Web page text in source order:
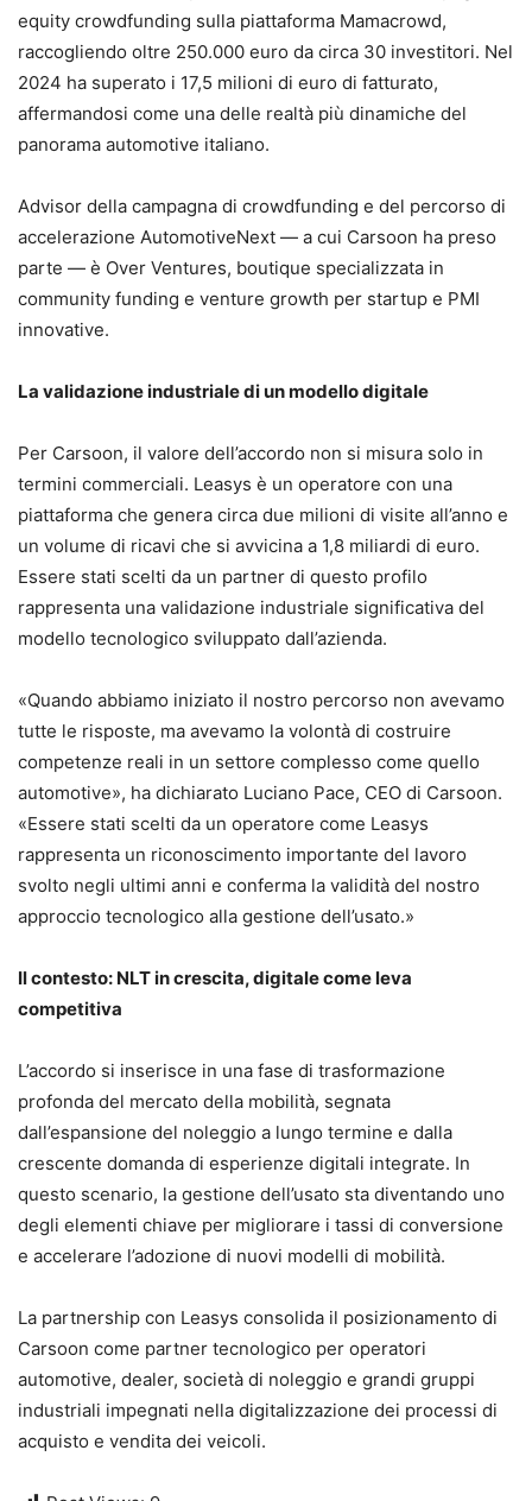
equity crowdfunding sulla piattaforma Mamacrowd,
raccogliendo oltre 250.000 euro da circa 30 investitori. Nel
2024 ha superato i 17,5 milioni di euro di fatturato,
affermandosi come una delle realtà più dinamiche del
panorama automotive italiano.
Advisor della campagna di crowdfunding e del percorso di
accelerazione AutomotiveNext — a cui Carsoon ha preso
parte — è Over Ventures, boutique specializzata in
community funding e venture growth per startup e PMI
innovative.
La validazione industriale di un modello digitale
Per Carsoon, il valore dell’accordo non si misura solo in
termini commerciali. Leasys è un operatore con una
piattaforma che genera circa due milioni di visite all’anno e
un volume di ricavi che si avvicina a 1,8 miliardi di euro.
Essere stati scelti da un partner di questo profilo
rappresenta una validazione industriale significativa del
modello tecnologico sviluppato dall’azienda.
«Quando abbiamo iniziato il nostro percorso non avevamo
tutte le risposte, ma avevamo la volontà di costruire
competenze reali in un settore complesso come quello
automotive», ha dichiarato Luciano Pace, CEO di Carsoon.
«Essere stati scelti da un operatore come Leasys
rappresenta un riconoscimento importante del lavoro
svolto negli ultimi anni e conferma la validità del nostro
approccio tecnologico alla gestione dell’usato.»
Il contesto: NLT in crescita, digitale come leva
competitiva
L’accordo si inserisce in una fase di trasformazione
profonda del mercato della mobilità, segnata
dall’espansione del noleggio a lungo termine e dalla
crescente domanda di esperienze digitali integrate. In
questo scenario, la gestione dell’usato sta diventando uno
degli elementi chiave per migliorare i tassi di conversione
e accelerare l’adozione di nuovi modelli di mobilità.
La partnership con Leasys consolida il posizionamento di
Carsoon come partner tecnologico per operatori
automotive, dealer, società di noleggio e grandi gruppi
industriali impegnati nella digitalizzazione dei processi di
acquisto e vendita dei veicoli.